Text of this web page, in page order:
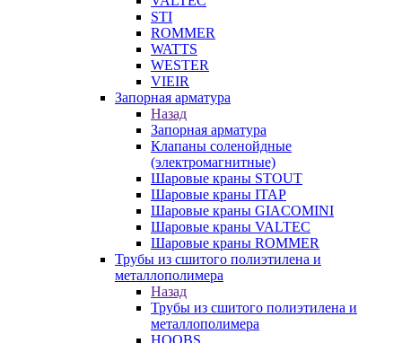
STI
ROMMER
WATTS
WESTER
VIEIR
Запорная арматура
Назад
Запорная арматура
Клапаны соленойдные
(электромагнитные)
Шаровые краны STOUT
Шаровые краны ITAP
Шаровые краны GIACOMINI
Шаровые краны VALTEC
Шаровые краны ROMMER
Трубы из сшитого полиэтилена и
металлополимера
Назад
Трубы из сшитого полиэтилена и
металлополимера
HOOBS